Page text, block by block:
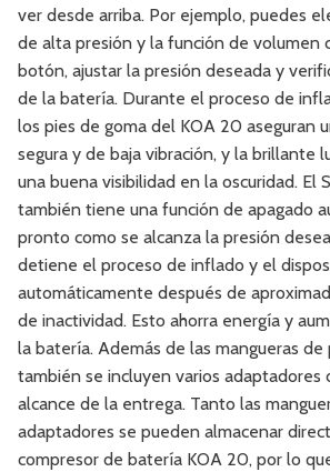
ver desde arriba. Por ejemplo, puedes
de alta presión y la función de volumen
botón, ajustar la presión deseada y
de la batería. Durante el proceso de
los pies de goma del KOA 20 aseguran
segura y de baja vibración, y la brillante
una buena visibilidad en la oscuridad. El
también tiene una función de apagado
pronto como se alcanza la presión
detiene el proceso de inflado y el
automáticamente después de
de inactividad. Esto ahorra energía y
la batería. Además de las mangueras
también se incluyen varios adaptadores
alcance de la entrega. Tanto las
adaptadores se pueden almacenar
compresor de batería KOA 20, por lo